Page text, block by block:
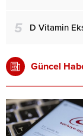
5 D Vitamin
Güncel